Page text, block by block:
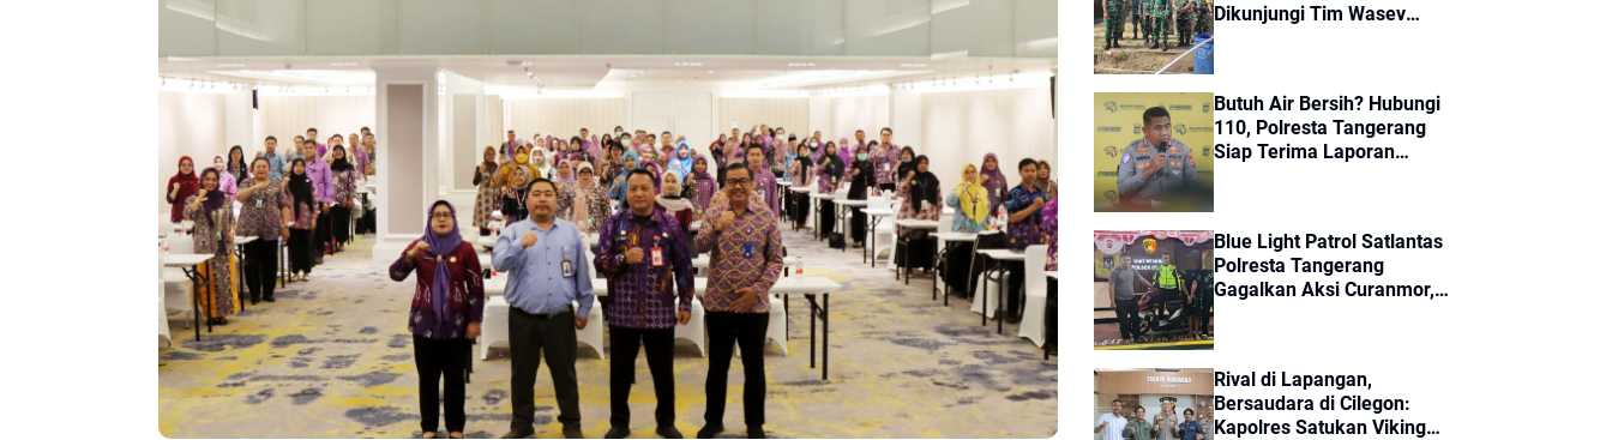
Dikunjungi Tim Wasev
Butuh Air Bersih? Hubungi
110, Polresta Tangerang
Siap Terima Laporan
Blue Light Patrol Satlantas
Polresta Tangerang
Gagalkan Aksi Curanmor,
Rival di Lapangan,
Bersaudara di Cilegon:
Kapolres Satukan Viking